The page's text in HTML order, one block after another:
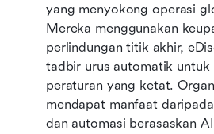
yang menyokong operasi
Mereka menggunakan
perlindungan titik akhir,
tadbir urus automatik untuk
peraturan yang ketat.
mendapat manfaat
dan automasi berasaskan